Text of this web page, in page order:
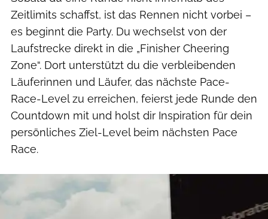
Zeitlimits schaffst, ist das Rennen nicht vorbei –
es beginnt die Party. Du wechselst von der
Laufstrecke direkt in die „Finisher Cheering
Zone“. Dort unterstützt du die verbleibenden
Läuferinnen und Läufer, das nächste Pace-
Race-Level zu erreichen, feierst jede Runde den
Countdown mit und holst dir Inspiration für dein
persönliches Ziel-Level beim nächsten Pace
Race.